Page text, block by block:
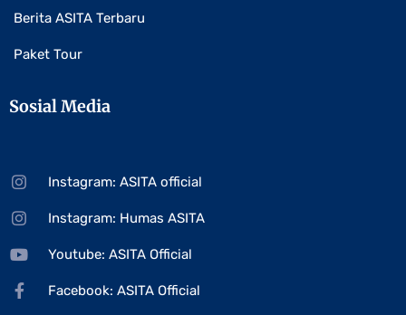
Berita ASITA Terbaru
Paket Tour
Sosial Media
Instagram: ASITA official
Instagram: Humas ASITA
Youtube: ASITA Official
Facebook: ASITA Official